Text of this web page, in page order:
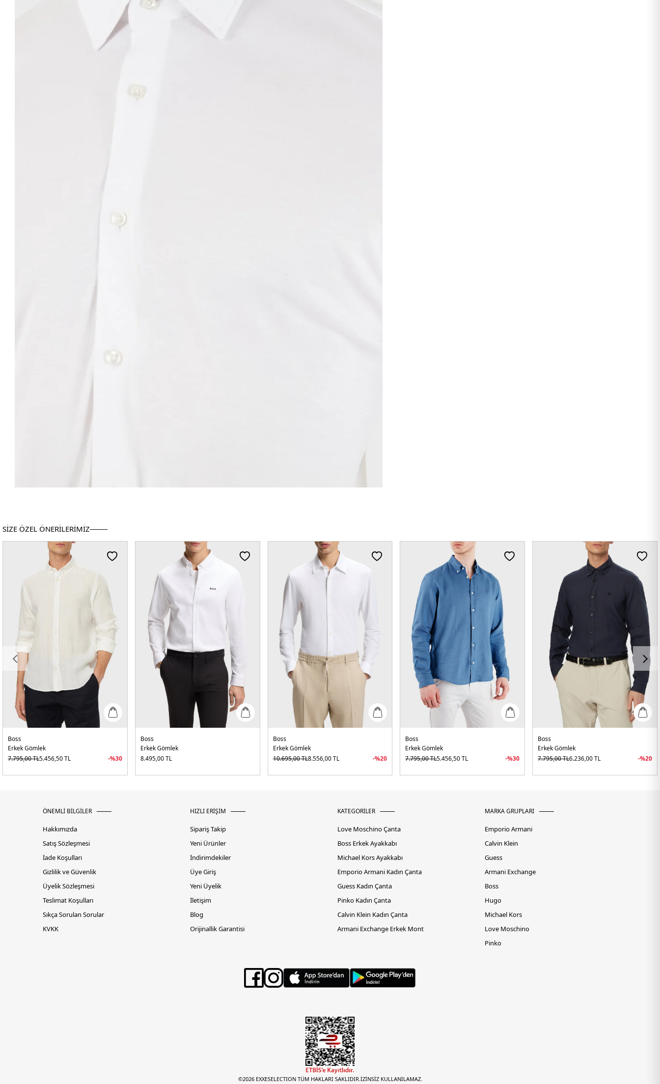
SİZE ÖZEL ÖNERİLERİMİZ
Boss
Erkek Gömlek
7.795,00TL5.456,50TL -%30
Boss
Erkek Gömlek
8.495,00TL
Boss
Erkek Gömlek
10.695,00TL8.556,00TL -%20
Boss
Erkek Gömlek
7.795,00TL5.456,50TL -%30
Boss
Erkek Gömlek
7.795,00TL6.236,00TL -%20
ÖNEMLİ BİLGİLER
Hakkımızda
Satış Sözleşmesi
İade Koşulları
Gizlilik ve Güvenlik
Üyelik Sözleşmesi
Teslimat Koşulları
Sıkça Sorulan Sorular
KVKK
HIZLI ERİŞİM
Sipariş Takip
Yeni Ürünler
İndirimdekiler
Üye Giriş
Yeni Üyelik
İletişim
Blog
Orijinallik Garantisi
KATEGORİLER
Love Moschino Çanta
Boss Erkek Ayakkabı
Michael Kors Ayakkabı
Emporio Armani Kadın Çanta
Guess Kadın Çanta
Pinko Kadın Çanta
Calvin Klein Kadın Çanta
Armani Exchange Erkek Mont
MARKA GRUPLARI
Emporio Armani
Calvin Klein
Guess
Armani Exchange
Boss
Hugo
Michael Kors
Love Moschino
Pinko
©2026 EXXESELECTION TÜM HAKLARI SAKLIDIR.İZİNSİZ KULLANILAMAZ.